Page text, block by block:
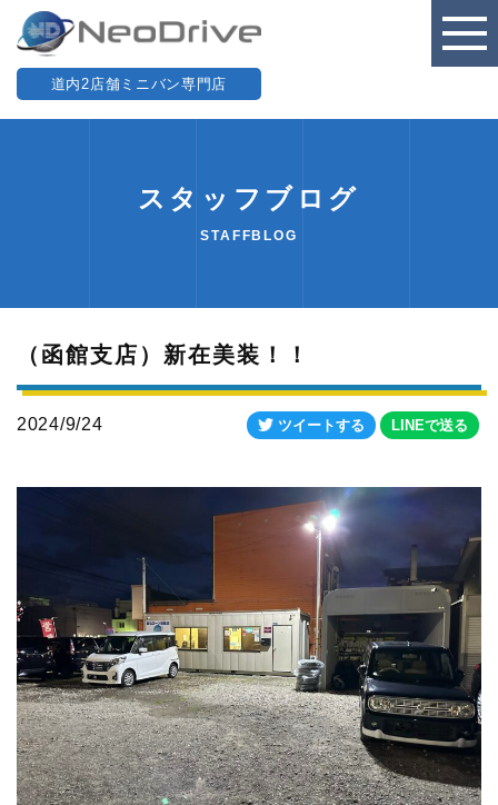
道内2店舗ミニバン専門店
スタッフブログ
STAFFBLOG
（函館支店）新在美装！！
2024/9/24 ツイートする LINEで送る